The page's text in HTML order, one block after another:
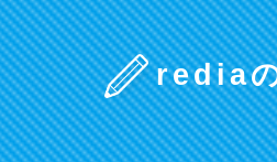
redia